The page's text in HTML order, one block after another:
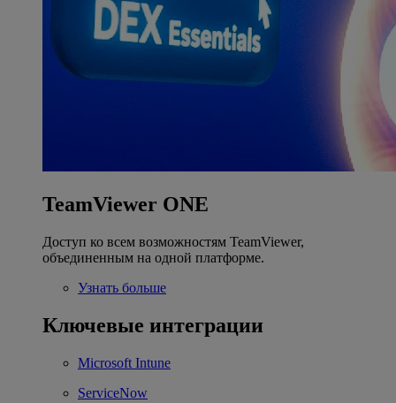
TeamViewer ONE
Доступ ко всем возможностям TeamViewer,
объединенным на одной платформе.
Узнать больше
Ключевые интеграции
Microsoft Intune
ServiceNow